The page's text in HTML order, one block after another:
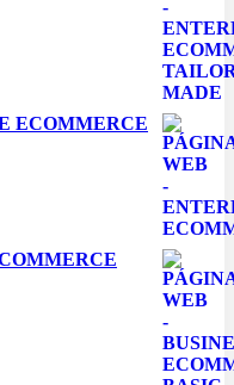
ECOMMERCE